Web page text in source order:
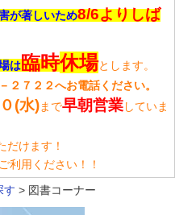
が著しいため8/6よりしば
は臨時休場とします。
２７２２へお電話ください。
(水)まで早朝営業していま
だけます！
利用ください！！
す > 図書コーナー